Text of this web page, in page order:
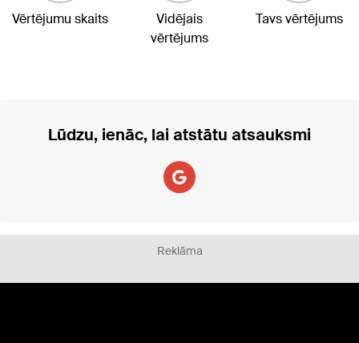
Vērtējumu skaits
Vidējais
vērtējums
Tavs vērtējums
Lūdzu, ienāc, lai atstātu atsauksmi
Reklāma